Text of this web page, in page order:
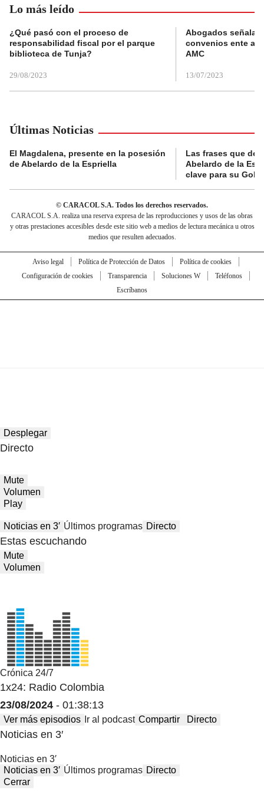
Lo más leído
¿Qué pasó con el proceso de
responsabilidad fiscal por el parque
biblioteca de Tunja?
29/08/2023
Abogados
convenios ente
AMC
13/07/2023
Últimas Noticias
El Magdalena, presente en la posesión
de Abelardo de la Espriella
Las frases que
Abelardo de la
clave para su
© CARACOL S.A. Todos los derechos reservados.
CARACOL S.A. realiza una reserva expresa de las reproducciones y usos de las obras
y otras prestaciones accesibles desde este sitio web a medios de lectura mecánica u otros
medios que resulten adecuados.
Aviso legal Política de Protección de Datos
Política de cookies
Configuración de cookies
Transparencia Soluciones W
Teléfonos
Escríbanos
Desplegar
Directo
Mute
Volumen
Play
Noticias en 3′ Últimos programas Directo
Estas escuchando
Mute
Volumen
Crónica 24/7
1x24: Radio Colombia
23/08/2024 - 01:38:13
Ver más episodios Ir al podcast Compartir Directo
Noticias en 3′
Noticias en 3′
Noticias en 3′ Últimos programas Directo
Cerrar